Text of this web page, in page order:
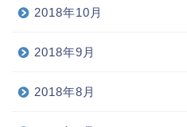
2018年10月
2018年9月
2018年8月